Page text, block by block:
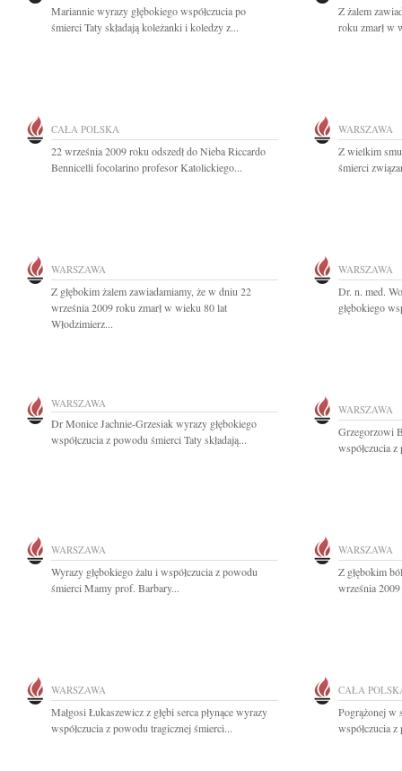
Mariannie wyrazy głębokiego współczucia po
śmierci Taty składają koleżanki i koledzy z...
Z żalem
roku zmarł w
CAŁA POLSKA
22 września 2009 roku odszedł do Nieba Riccardo
Bennicelli focolarino profesor Katolickiego...
WARSZAWA
Z wielkim
śmierci
WARSZAWA
Z głębokim żalem zawiadamiamy, że w dniu 22
września 2009 roku zmarł w wieku 80 lat
Włodzimierz...
WARSZAWA
Dr. n. med.
głębokiego
WARSZAWA
Dr Monice Jachnie-Grzesiak wyrazy głębokiego
współczucia z powodu śmierci Taty składają...
WARSZAWA
Grzegorzowi
współczucia
WARSZAWA
Wyrazy głębokiego żalu i współczucia z powodu
śmierci Mamy prof. Barbary...
WARSZAWA
Z głębokim
września
WARSZAWA
Małgosi Łukaszewicz z głębi serca płynące wyrazy
współczucia z powodu tragicznej śmierci...
CAŁA
Pogrążonej w
współczucia